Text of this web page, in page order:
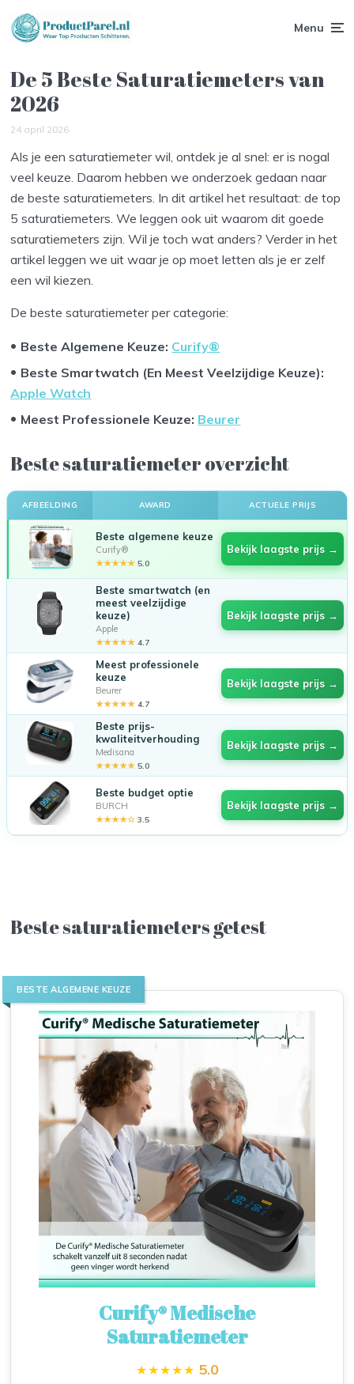
Menu
De 5 Beste Saturatiemeters van
2026
24 april 2026
Als je een saturatiemeter wil, ontdek je al snel: er is nogal
veel keuze. Daarom hebben we onderzoek gedaan naar
de beste saturatiemeters. In dit artikel het resultaat: de top
5 saturatiemeters. We leggen ook uit waarom dit goede
saturatiemeters zijn. Wil je toch wat anders? Verder in het
artikel leggen we uit waar je op moet letten als je er zelf
een wil kiezen.
De beste saturatiemeter per categorie:
Beste Algemene Keuze: Curify®
Beste Smartwatch (En Meest Veelzijdige Keuze):
Apple Watch
Meest Professionele Keuze: Beurer
Beste saturatiemeter overzicht
AFBEELDING AWARD ACTUELE PRIJS
Beste algemene keuze
Curify®
★★★★★ 5.0
Bekijk laagste prijs →
Beste smartwatch (en
meest veelzijdige
keuze)
Apple
★★★★★ 4.7
Bekijk laagste prijs →
Meest professionele
keuze
Beurer
★★★★★ 4.7
Bekijk laagste prijs →
Beste prijs-
kwaliteitverhouding
Medisana
★★★★★ 5.0
Bekijk laagste prijs →
Beste budget optie
BURCH
★★★★☆ 3.5
Bekijk laagste prijs →
Beste saturatiemeters getest
BESTE ALGEMENE KEUZE
Curify® Medische
Saturatiemeter
5.0